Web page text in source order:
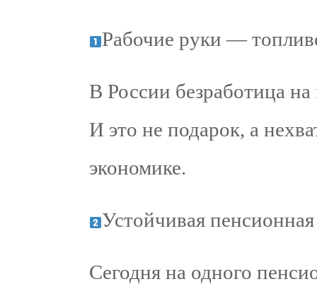
Рабочие руки —
В России безработица
И это не подарок, а
экономике.
Устойчивая
Сегодня на одного